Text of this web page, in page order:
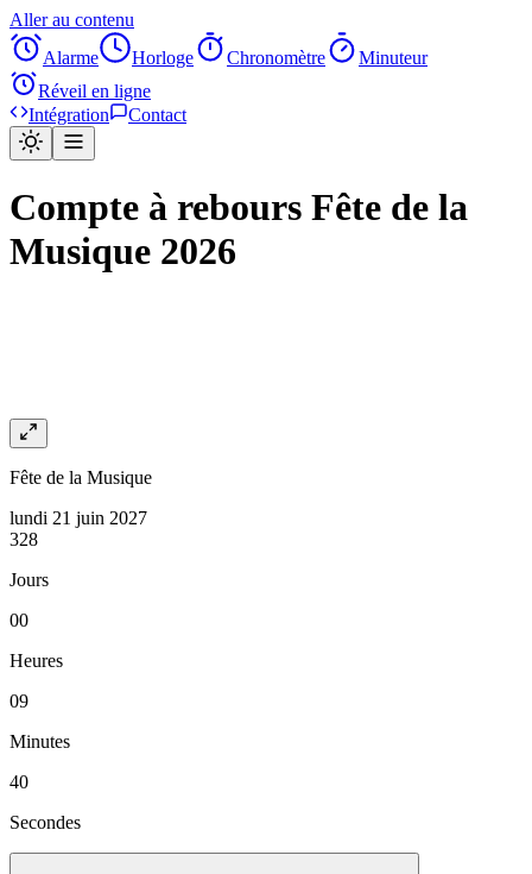
Aller au contenu
Alarme
Horloge Chronomètre
Minuteur
Réveil en ligne
Intégration
Contact
Compte à rebours Fête de la
Musique 2026
Fête de la Musique
lundi 21 juin 2027
328
Jours
00
Heures
09
Minutes
40
Secondes